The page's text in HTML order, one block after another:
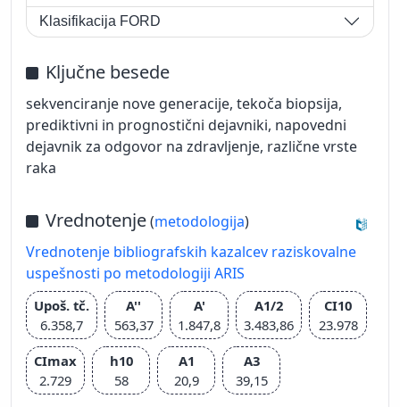
Klasifikacija FORD
Ključne besede
sekvenciranje nove generacije, tekoča biopsija,
prediktivni in prognostični dejavniki, napovedni
dejavnik za odgovor na zdravljenje, različne vrste
raka
Vrednotenje(metodologija)
Vrednotenje bibliografskih kazalcev raziskovalne
uspešnosti po metodologiji ARIS
Upoš. tč.
6.358,7
A''
563,37
A'
1.847,8
A1/2
3.483,86
CI10
23.978
CImax
2.729
h10
58
A1
20,9
A3
39,15